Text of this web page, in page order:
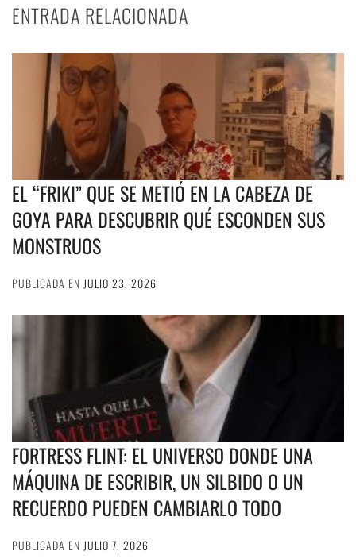
ENTRADA RELACIONADA
EL “FRIKI” QUE SE METIÓ EN LA CABEZA DE
GOYA PARA DESCUBRIR QUÉ ESCONDEN SUS
MONSTRUOS
PUBLICADA EN JULIO 23, 2026
FORTRESS FLINT: EL UNIVERSO DONDE UNA
MÁQUINA DE ESCRIBIR, UN SILBIDO O UN
RECUERDO PUEDEN CAMBIARLO TODO
PUBLICADA EN JULIO 7, 2026